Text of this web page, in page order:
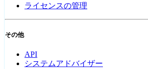
ライセンスの管理
その他
API
システムアドバイザー